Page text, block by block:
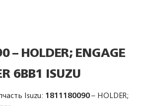
– HOLDER; ENGAGE
6BB1 ISUZU
Isuzu: 1811180090– HOLDER;